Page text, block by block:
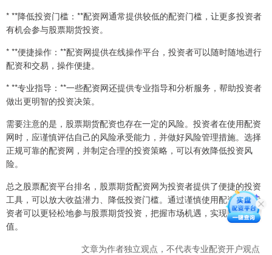
* **降低投资门槛：**配资网通常提供较低的配资门槛，让更多投资者
有机会参与股票期货投资。
* **便捷操作：**配资网提供在线操作平台，投资者可以随时随地进行
配资和交易，操作便捷。
* **专业指导：**一些配资网还提供专业指导和分析服务，帮助投资者
做出更明智的投资决策。
需要注意的是，股票期货配资也存在一定的风险。投资者在使用配资
网时，应谨慎评估自己的风险承受能力，并做好风险管理措施。选择
正规可靠的配资网，并制定合理的投资策略，可以有效降低投资风
险。
总之股票配资平台排名，股票期货配资网为投资者提供了便捷的投资
工具，可以放大收益潜力、降低投资门槛。通过谨慎使用配资网，投
资者可以更轻松地参与股票期货投资，把握市场机遇，实现财富增
值。
文章为作者独立观点，不代表专业配资开户观点